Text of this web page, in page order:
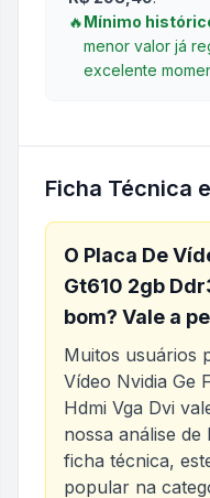
🔥Mínimo
menor valor já
excelente
Ficha Técnica
O Placa De
Gt610 2gb
bom? Vale a
Muitos usuários
Vídeo Nvidia Ge
Hdmi Vga Dvi
nossa análise
ficha técnica,
popular na